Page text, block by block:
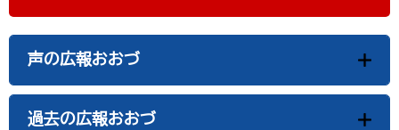
声の広報おおづ
過去の広報おおづ